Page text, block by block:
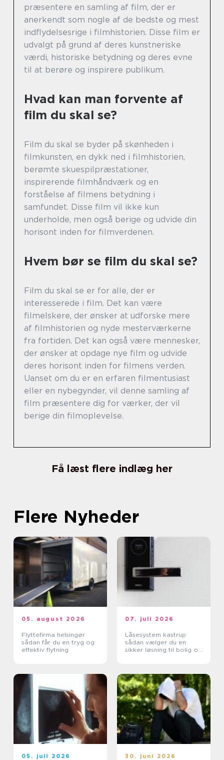
præsentere en samling af film, der er
anerkendt som nogle af de bedste og mest
indflydelsesrige i filmhistorien. Disse film er
udvalgt på grund af deres kunstneriske
værdi, historiske betydning og deres evne
til at berøre og inspirere publikum.
Hvad kan man forvente af
film du skal se?
Film du skal se byder på skønheden i
filmkunsten, en dykk ned i filmhistorien,
berømte skuespilpræstationer,
inspirerende filmhåndværk og en
forståelse af filmens betydning i
samfundet. Disse film vil ikke kun
underholde, men også berige og udvide din
horisont inden for filmverdenen.
Hvem bør se film du skal se?
Film du skal se er for alle, der er
interesserede i film. Det kan være
filmelskere, der ønsker at udforske mere
af filmhistorien og nyde mesterværkerne
fra fortiden. Det kan også være mennesker,
der ønsker at opdage nye film og udvide
deres horisont inden for filmens verden.
Uanset om du er en erfaren filmentusiast
eller en nybegynder, vil denne samling af
film præsentere dig for værker, der vil
berige din filmoplevelse.
Få læst flere indlæg her
Flere Nyheder
05. august 2026
Flyttefirma helsingør
sådan får du en tryg og
effektiv flytning
07. juli 2026
Låsesystem kastrup
sådan vælger du en
sikker løsning til bolig og
05. juli 2026 30. juni 2026